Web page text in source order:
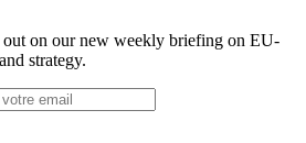
out on our new weekly briefing on EU-
strategy.